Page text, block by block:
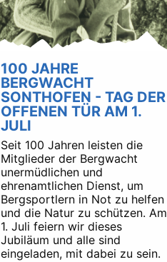
100 JAHRE
BERGWACHT
SONTHOFEN - TAG DER
OFFENEN TÜR AM 1.
JULI
Seit 100 Jahren leisten die
Mitglieder der Bergwacht
unermüdlichen und
ehrenamtlichen Dienst, um
Bergsportlern in Not zu helfen
und die Natur zu schützen. Am
1. Juli feiern wir dieses
Jubiläum und alle sind
eingeladen, mit dabei zu sein.